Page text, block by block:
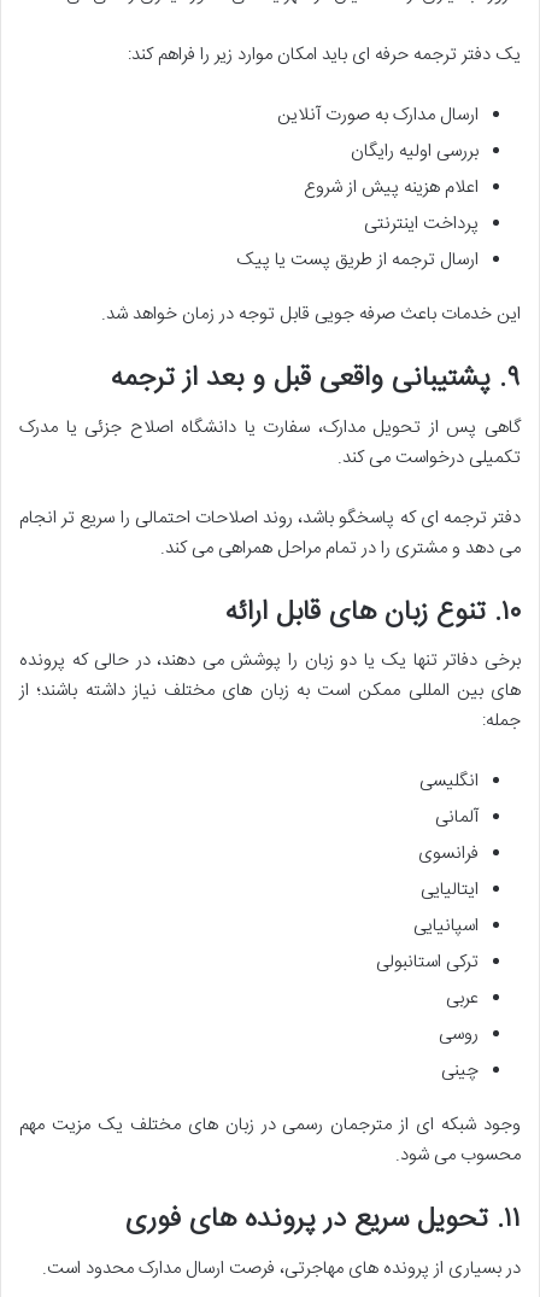
یک دفتر ترجمه حرفه ای باید امکان موارد زیر را فراهم کند:
ارسال مدارک به صورت آنلاین
بررسی اولیه رایگان
اعلام هزینه پیش از شروع
پرداخت اینترنتی
ارسال ترجمه از طریق پست یا پیک
این خدمات باعث صرفه جویی قابل توجه در زمان خواهد شد.
۹. پشتیبانی واقعی قبل و بعد از ترجمه
گاهی پس از تحویل مدارک، سفارت یا دانشگاه اصلاح جزئی یا مدرک
تکمیلی درخواست می کند.
دفتر ترجمه ای که پاسخگو باشد، روند اصلاحات احتمالی را سریع تر انجام
می دهد و مشتری را در تمام مراحل همراهی می کند.
۱۰. تنوع زبان های قابل ارائه
برخی دفاتر تنها یک یا دو زبان را پوشش می دهند، در حالی که پرونده
های بین المللی ممکن است به زبان های مختلف نیاز داشته باشند؛ از
جمله:
انگلیسی
آلمانی
فرانسوی
ایتالیایی
اسپانیایی
ترکی استانبولی
عربی
روسی
چینی
وجود شبکه ای از مترجمان رسمی در زبان های مختلف یک مزیت مهم
محسوب می شود.
۱۱. تحویل سریع در پرونده های فوری
در بسیاری از پرونده های مهاجرتی، فرصت ارسال مدارک محدود است.